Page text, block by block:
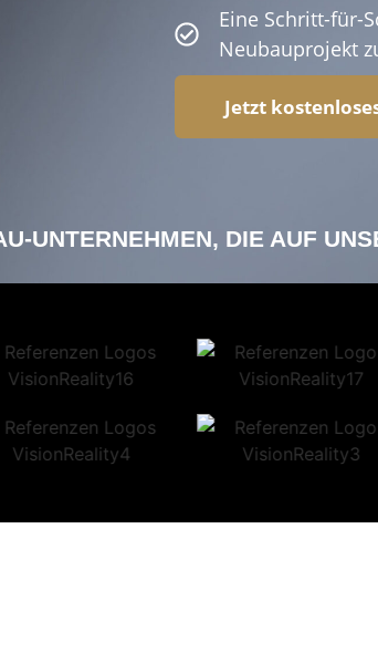
Eine Schritt-für-
Neubauprojekt
Jetzt
UNTERNEHMEN, DIE AUF